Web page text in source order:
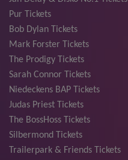
Pur Tickets
Bob Dylan Tickets
Mark Forster Tickets
The Prodigy Tickets
Sarah Connor Tickets
Niedeckens BAP Tickets
Judas Priest Tickets
The BossHoss Tickets
Silbermond Tickets
Trailerpark & Friends Tickets